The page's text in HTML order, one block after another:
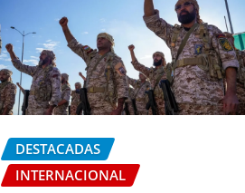
DESTACADAS
INTERNACIONAL